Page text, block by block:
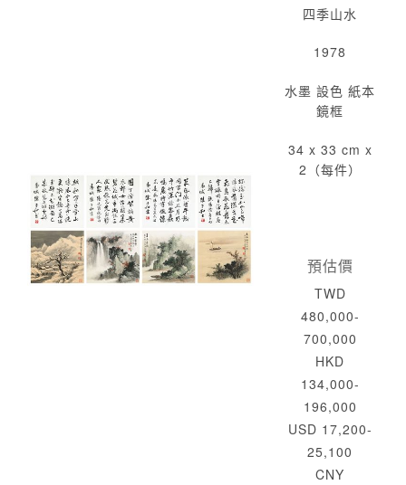
四季山水
1978
水墨 設色 紙本
鏡框
34 x 33 cm x
2（每件）
預估價
TWD
480,000-
700,000
HKD
134,000-
196,000
USD 17,200-
25,100
CNY